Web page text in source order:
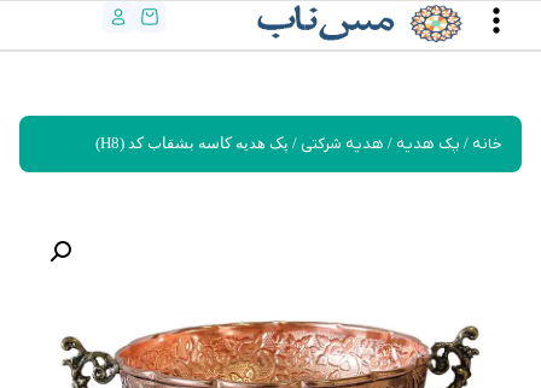
خانه / پک هدیه / هدیه شرکتی / پک هدیه کاسه بشقاب کد (H8)